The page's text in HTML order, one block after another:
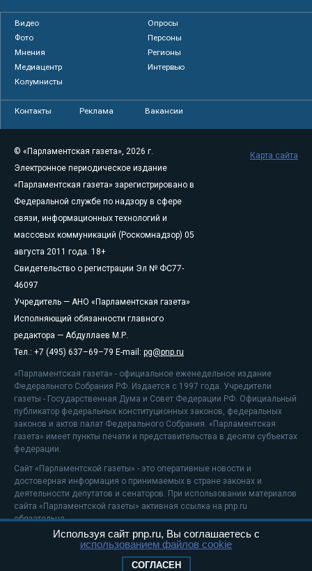
Видео
Опросы
Фото
Персоны
Мнения
Регионы
Медиацентр
Интервью
Колумнисты
Контакты Реклама Вакансии
© «Парламентская газета», 2026 г.
Электронное периодическое издание
«Парламентская газета» зарегистрировано в
Федеральной службе по надзору в сфере
связи, информационных технологий и
массовых коммуникаций (Роскомнадзор) 05
августа 2011 года. 18+
Свидетельство о регистрации Эл № ФС77-
46097
Учредитель — АНО «Парламентская газета»
Исполняющий обязанности главного
редактора — Абдуллаев М.Р.
Тел.: +7 (495) 637–69–79 E-mail: pg@pnp.ru
«Парламентская газета» - официальное еженедельное издание
Федерального Собрания РФ. Издается с 1997 года. Учредители
газеты - Государственная Дума и Совет Федерации РФ. Официальный
публикатор федеральных конституционных законов, федеральных
законов и актов палат Федерального Собрания. «Парламентская
газета» имеет пункты печати и представительства в десяти субъектах
федерации.
Сайт «Парламентской газеты» - это оперативные новости и
достоверная информация о принимаемых в стране законах и
деятельности депутатов и сенаторов. При использовании материалов
сайта «Парламентской газеты» активная ссылка на pnp.ru
обязательна.
На информационном ресурсе применяютсярекомендательные
Положение о защите персональных данных
Карта сайта
Используя сайт pnp.ru, Вы соглашаетесь с
использованием файлов cookie
СОГЛАСЕН